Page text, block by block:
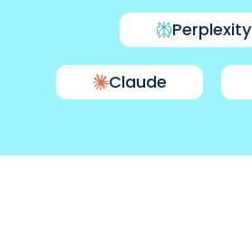
Perplexity
Claude